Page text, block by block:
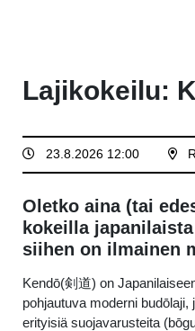
Lajikokeilu:
23.8.2026 12:00
Oletko aina (tai
kokeilla
siihen on ilmainen
Kendō(剣道) on
pohjautuva moderni
erityisiä suojavarusteita